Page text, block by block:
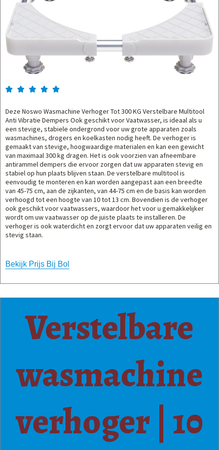
    
Deze Noswo Wasmachine Verhoger Tot 300 KG Verstelbare Multitool
Anti Vibratie Dempers Ook geschikt voor Vaatwasser, is ideaal als u
een stevige, stabiele ondergrond voor uw grote apparaten zoals
wasmachines, drogers en koelkasten nodig heeft. De verhoger is
gemaakt van stevige, hoogwaardige materialen en kan een gewicht
van maximaal 300 kg dragen. Het is ook voorzien van afneembare
antirammel dempers die ervoor zorgen dat uw apparaten stevig en
stabiel op hun plaats blijven staan. De verstelbare multitool is
eenvoudig te monteren en kan worden aangepast aan een breedte
van 45-75 cm, aan de zijkanten, van 44-75 cm en de basis kan worden
verhoogd tot een hoogte van 10 tot 13 cm. Bovendien is de verhoger
ook geschikt voor vaatwassers, waardoor het voor u gemakkelijker
wordt om uw vaatwasser op de juiste plaats te installeren. De
verhoger is ook waterdicht en zorgt ervoor dat uw apparaten veilig en
stevig staan.
Bekijk Prijs Bij Bol
Verstelbare
wasmachine
verhoger | 10